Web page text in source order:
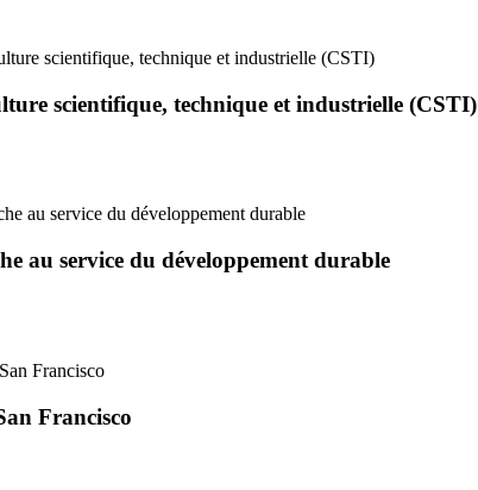
scientifique, technique et industrielle (CSTI)
scientifique, technique et industrielle (CSTI)
au service du développement durable
au service du développement durable
Francisco
Francisco